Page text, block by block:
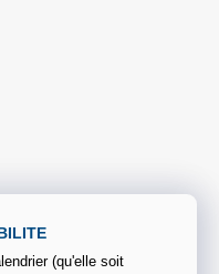
(qu'elle soit